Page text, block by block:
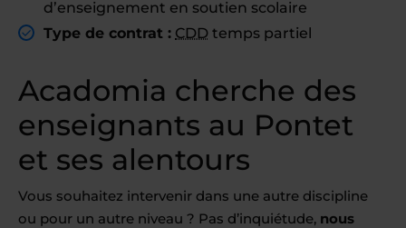
d’enseignement en soutien scolaire
Type de contrat : CDD temps partiel
Acadomia cherche des
enseignants au Pontet
et ses alentours
Vous souhaitez intervenir dans une autre discipline
ou pour un autre niveau ? Pas d’inquiétude, nous